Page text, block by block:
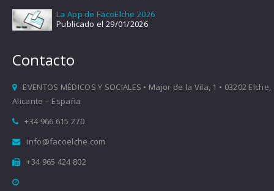
La App de FacoElche 2026
Publicado el 29/01/2026
Contacto
EVENTOS MÉDICOS Y SOCIALES • Major de la Vila, 1 • 03202 Elche,
Alicante – España
+34 966 615 270
info@facoelche.com
+34 965 424 802